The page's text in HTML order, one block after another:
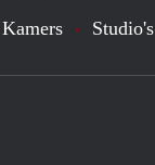
Kamers Studio's